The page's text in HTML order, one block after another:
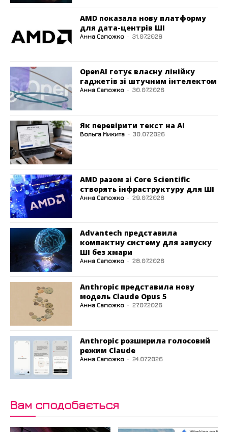
AMD показала нову платформу
для дата-центрів ШІ
Анна Сапожко - 31.07.2026
OpenAI готує власну лінійку
гаджетів зі штучним інтелектом
Анна Сапожко - 30.07.2026
Як перевірити текст на AI
Вольга Микита - 30.07.2026
AMD разом зі Core Scientific
створять інфраструктуру для ШІ
Анна Сапожко - 29.07.2026
Advantech представила
компактну систему для запуску
ШІ без хмари
Анна Сапожко - 28.07.2026
Anthropic представила нову
модель Claude Opus 5
Анна Сапожко - 27.07.2026
Anthropic розширила голосовий
режим Claude
Анна Сапожко - 24.07.2026
Вам сподобається